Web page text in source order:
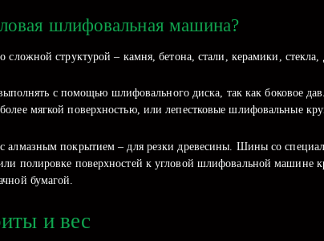
шлифовальная машина?
структурой – камня, бетона, стали, керамики, стекла,
с помощью шлифовального диска, так как боковое
мягкой поверхностью, или лепестковые шлифовальные
покрытием – для резки древесины. Шины со
полировке поверхностей к угловой шлифовальной машине
бумагой.
и вес